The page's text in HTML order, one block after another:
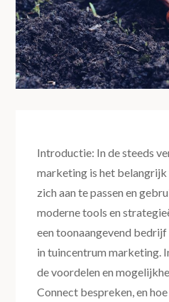
Introductie: In de steeds
marketing is het
zich aan te passen en
moderne tools en
een toonaangevend
in tuincentrum marketing.
de voordelen en
Connect bespreken, en